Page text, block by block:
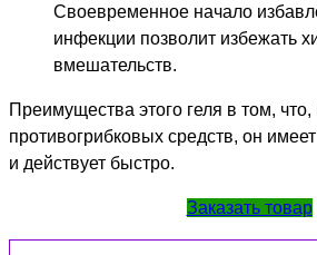
Своевременное начало
инфекции позволит избежать
вмешательств.
Преимущества этого геля в том, что,
противогрибковых средств, он
и действует быстро.
Заказать товар